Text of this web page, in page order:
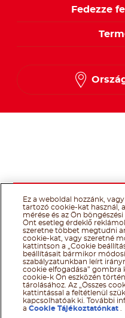
Fedezze
@Ferrero 2026 All rights
Felhasználás Feltételei
Ez a weboldal hozzánk,
tartozó cookie-kat használ,
mérése és az Ön
Önt esetleg érdeklő
szeretne többet megtudni
cookie-kat, vagy szeretné
kattintson a „Cookie
beállításait bármikor
szabályzatunkban leírt
cookie elfogadása” gombra
cookie-k Ön eszközén
tárolásához. Az „Összes
kattintással a feltétlenül
kapcsolhatóak ki. További
aCookie Tájékoztatónkat